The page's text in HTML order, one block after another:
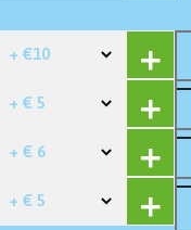
+ €10
+ € 5
+ € 6
+ € 5